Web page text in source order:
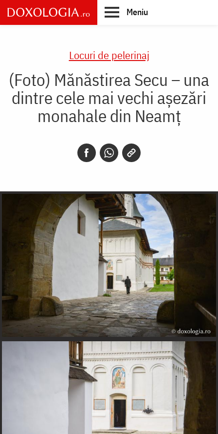
Skip
to
main
Meniu
Locuri de pelerinaj
(Foto) Mănăstirea Secu – una
dintre cele mai vechi așezări
monahale din Neamț